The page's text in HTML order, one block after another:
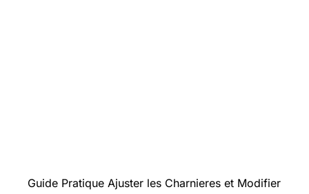
Guide Pratique Ajuster les Charnieres et Modifier